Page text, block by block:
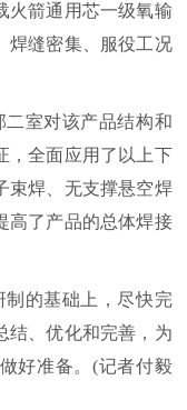
火箭通用芯一级氧输
焊缝密集、服役工况
室对该产品结构和
，全面应用了以上下
束焊、无支撑悬空焊
高了产品的总体焊接
的基础上，尽快完
结、优化和完善，为
好准备。(记者付毅